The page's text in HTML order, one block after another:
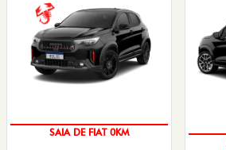
SAIA DE FIAT 0KM